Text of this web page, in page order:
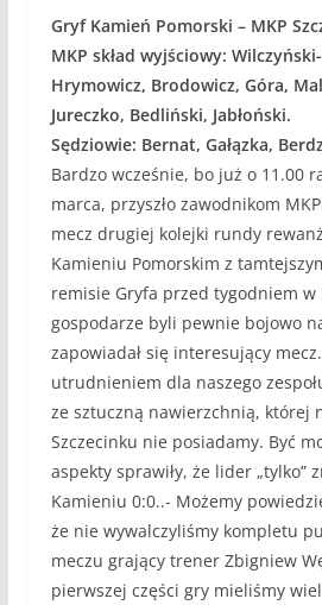
Gryf Kamień Pomorski – MKP
MKP skład wyjściowy:
Hrymowicz, Brodowicz, Góra,
Jureczko, Bedliński, Jabłoński.
Sędziowie: Bernat, Gałązka,
Bardzo wcześnie, bo już o 11.00
marca, przyszło zawodnikom
mecz drugiej kolejki rundy
Kamieniu Pomorskim z
remisie Gryfa przed tygodniem w
gospodarze byli pewnie bojowo
zapowiadał się interesujący
utrudnieniem dla naszego
ze sztuczną nawierzchnią, której
Szczecinku nie posiadamy. Być
aspekty sprawiły, że lider „tylko”
Kamieniu 0:0..- Możemy
że nie wywalczyliśmy kompletu
meczu grający trener Zbigniew
pierwszej części gry mieliśmy